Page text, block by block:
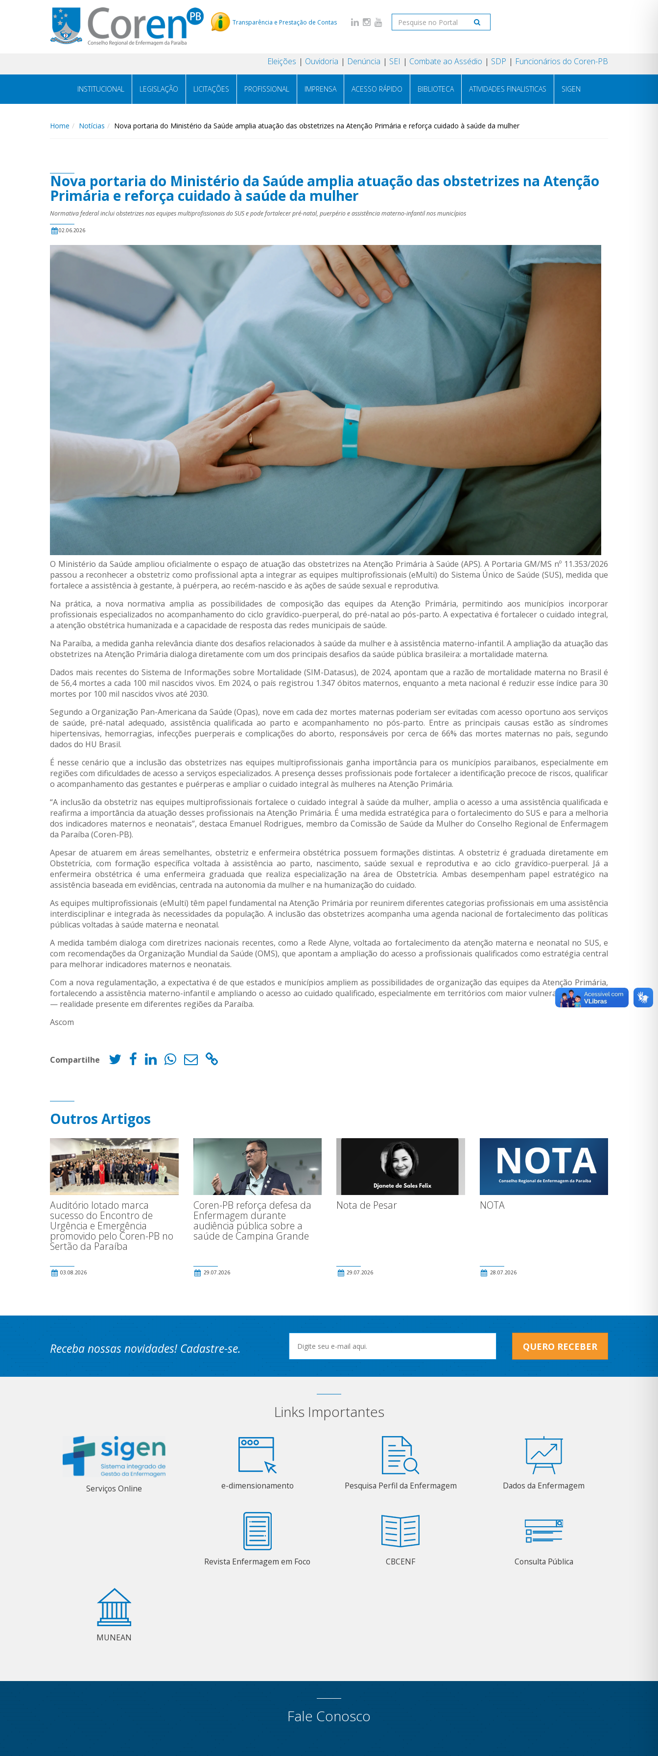
Transparência e Prestação de Contas
Eleições Ouvidoria Denúncia SEI Combate ao Assédio SDP Funcionários do Coren-PB
INSTITUCIONAL LEGISLAÇÃO LICITAÇÕES PROFISSIONAL IMPRENSA ACESSO RÁPIDO BIBLIOTECA ATIVIDADES FINALISTICAS SIGEN
Home Notícias Nova portaria do Ministério da Saúde amplia atuação das obstetrizes na Atenção Primária e reforça cuidado à saúde da mulher
Nova portaria do Ministério da Saúde amplia atuação das obstetrizes na Atenção
Primária e reforça cuidado à saúde da mulher
Normativa federal inclui obstetrizes nas equipes multiprofissionais do SUS e pode fortalecer pré-natal, puerpério e assistência materno-infantil nos municípios
02.06.2026
O Ministério da Saúde ampliou oficialmente o espaço de atuação das obstetrizes na Atenção Primária à Saúde (APS). A Portaria GM/MS nº 11.353/2026
passou a reconhecer a obstetriz como profissional apta a integrar as equipes multiprofissionais (eMulti) do Sistema Único de Saúde (SUS), medida que
fortalece a assistência à gestante, à puérpera, ao recém-nascido e às ações de saúde sexual e reprodutiva.
Na prática, a nova normativa amplia as possibilidades de composição das equipes da Atenção Primária, permitindo aos municípios incorporar
profissionais especializados no acompanhamento do ciclo gravídico-puerperal, do pré-natal ao pós-parto. A expectativa é fortalecer o cuidado integral,
a atenção obstétrica humanizada e a capacidade de resposta das redes municipais de saúde.
Na Paraíba, a medida ganha relevância diante dos desafios relacionados à saúde da mulher e à assistência materno-infantil. A ampliação da atuação das
obstetrizes na Atenção Primária dialoga diretamente com um dos principais desafios da saúde pública brasileira: a mortalidade materna.
Dados mais recentes do Sistema de Informações sobre Mortalidade (SIM-Datasus), de 2024, apontam que a razão de mortalidade materna no Brasil é
de 56,4 mortes a cada 100 mil nascidos vivos. Em 2024, o país registrou 1.347 óbitos maternos, enquanto a meta nacional é reduzir esse índice para 30
mortes por 100 mil nascidos vivos até 2030.
Segundo a Organização Pan-Americana da Saúde (Opas), nove em cada dez mortes maternas poderiam ser evitadas com acesso oportuno aos serviços
de saúde, pré-natal adequado, assistência qualificada ao parto e acompanhamento no pós-parto. Entre as principais causas estão as síndromes
hipertensivas, hemorragias, infecções puerperais e complicações do aborto, responsáveis por cerca de 66% das mortes maternas no país, segundo
dados do HU Brasil.
É nesse cenário que a inclusão das obstetrizes nas equipes multiprofissionais ganha importância para os municípios paraibanos, especialmente em
regiões com dificuldades de acesso a serviços especializados. A presença desses profissionais pode fortalecer a identificação precoce de riscos, qualificar
o acompanhamento das gestantes e puérperas e ampliar o cuidado integral às mulheres na Atenção Primária.
“A inclusão da obstetriz nas equipes multiprofissionais fortalece o cuidado integral à saúde da mulher, amplia o acesso a uma assistência qualificada e
reafirma a importância da atuação desses profissionais na Atenção Primária. É uma medida estratégica para o fortalecimento do SUS e para a melhoria
dos indicadores maternos e neonatais”, destaca Emanuel Rodrigues, membro da Comissão de Saúde da Mulher do Conselho Regional de Enfermagem
da Paraíba (Coren-PB).
Apesar de atuarem em áreas semelhantes, obstetriz e enfermeira obstétrica possuem formações distintas. A obstetriz é graduada diretamente em
Obstetrícia, com formação específica voltada à assistência ao parto, nascimento, saúde sexual e reprodutiva e ao ciclo gravídico-puerperal. Já a
enfermeira obstétrica é uma enfermeira graduada que realiza especialização na área de Obstetrícia. Ambas desempenham papel estratégico na
assistência baseada em evidências, centrada na autonomia da mulher e na humanização do cuidado.
As equipes multiprofissionais (eMulti) têm papel fundamental na Atenção Primária por reunirem diferentes categorias profissionais em uma assistência
interdisciplinar e integrada às necessidades da população. A inclusão das obstetrizes acompanha uma agenda nacional de fortalecimento das políticas
públicas voltadas à saúde materna e neonatal.
A medida também dialoga com diretrizes nacionais recentes, como a Rede Alyne, voltada ao fortalecimento da atenção materna e neonatal no SUS, e
com recomendações da Organização Mundial da Saúde (OMS), que apontam a ampliação do acesso a profissionais qualificados como estratégia central
para melhorar indicadores maternos e neonatais.
Com a nova regulamentação, a expectativa é de que estados e municípios ampliem as possibilidades de organização das equipes da Atenção Primária,
fortalecendo a assistência materno-infantil e ampliando o acesso ao cuidado qualificado, especialmente em territórios com maior vulnerabilidade social
— realidade presente em diferentes regiões da Paraíba.
Ascom
Compartilhe
Outros Artigos
Auditório lotado marca
sucesso do Encontro de
Urgência e Emergência
promovido pelo Coren-PB no
Sertão da Paraíba
03.08.2026
Coren-PB reforça defesa da
Enfermagem durante
audiência pública sobre a
saúde de Campina Grande
29.07.2026
Nota de Pesar
29.07.2026
NOTA
28.07.2026
Receba nossas novidades! Cadastre-se. QUERO RECEBER
Links Importantes
Serviços Online e-dimensionamento Pesquisa Perfil da Enfermagem Dados da Enfermagem
Revista Enfermagem em Foco CBCENF Consulta Pública
MUNEAN
Fale Conosco